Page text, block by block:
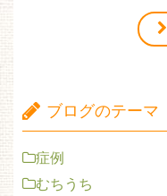
ブログのテーマ
症例
むちうち